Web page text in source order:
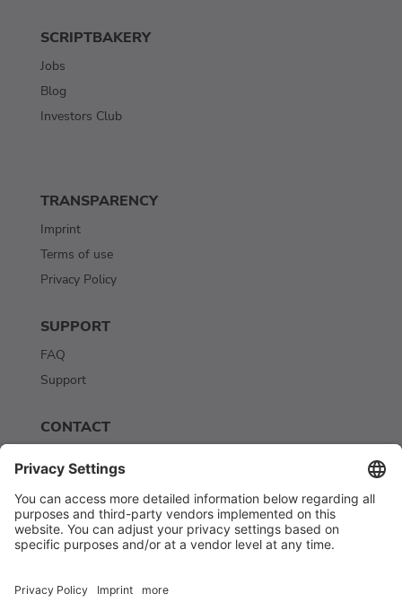
SCRIPTBAKERY
Jobs
Blog
Investors Club
TRANSPARENCY
Imprint
Terms of use
Privacy Policy
SUPPORT
FAQ
Support
CONTACT
Newsletter